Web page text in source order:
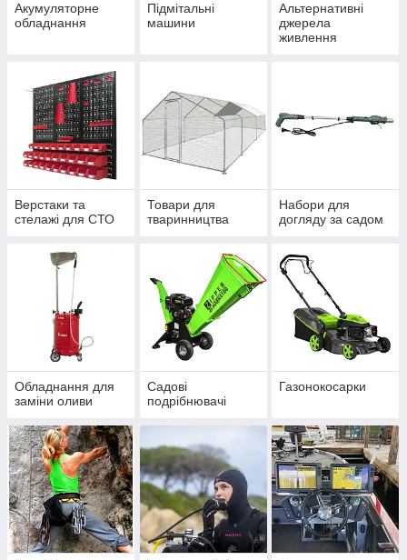
Акумуляторне
обладнання
Підмітальні
машини
Альтернативні
джерела
живлення
Верстаки та
стелажі для СТО
Товари для
тваринництва
Набори для
догляду за садом
Обладнання для
заміни оливи
Садові
подрібнювачі
Газонокосарки